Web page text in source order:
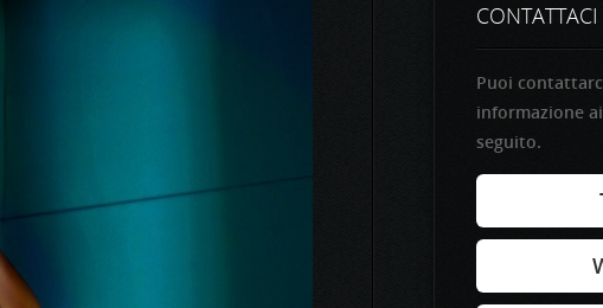
CONTATTACI
Puoi
informazione
seguito.